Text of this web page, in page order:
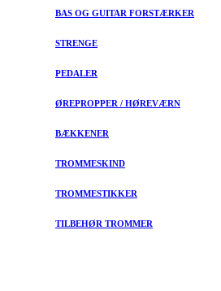
BAS OG GUITAR FORSTÆRKER
STRENGE
PEDALER
ØREPROPPER / HØREVÆRN
BÆKKENER
TROMMESKIND
TROMMESTIKKER
TILBEHØR TROMMER